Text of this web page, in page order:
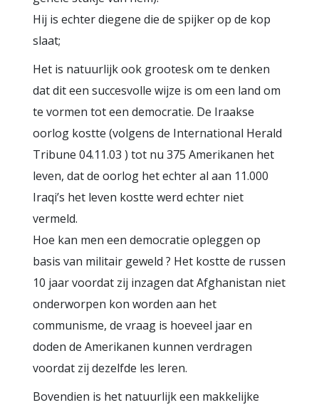
Hij is echter diegene die de spijker op de kop
slaat;
Het is natuurlijk ook grootesk om te denken
dat dit een succesvolle wijze is om een land om
te vormen tot een democratie. De Iraakse
oorlog kostte (volgens de International Herald
Tribune 04.11.03 ) tot nu 375 Amerikanen het
leven, dat de oorlog het echter al aan 11.000
Iraqi’s het leven kostte werd echter niet
vermeld.
Hoe kan men een democratie opleggen op
basis van militair geweld ? Het kostte de russen
10 jaar voordat zij inzagen dat Afghanistan niet
onderworpen kon worden aan het
communisme, de vraag is hoeveel jaar en
doden de Amerikanen kunnen verdragen
voordat zij dezelfde les leren.
Bovendien is het natuurlijk een makkelijke